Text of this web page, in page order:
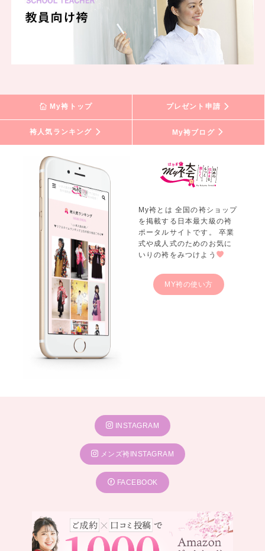
My袴トップ プレゼント申請
袴人気ランキング My袴ブログ
My袴とは 全国の袴ショップ
を掲載する日本最大級の袴
ポータルサイトです。 卒業
式や成人式のためのお気に
いりの袴をみつけよう
MY袴の使い方
INSTAGRAM
メンズ袴INSTAGRAM
FACEBOOK